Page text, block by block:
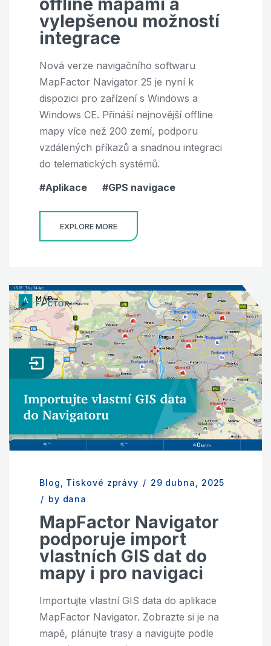
offline mapami a
vylepšenou možností
integrace
Nová verze navigačního softwaru
MapFactor Navigator 25 je nyní k
dispozici pro zařízení s Windows a
Windows CE. Přináší nejnovější offline
mapy více než 200 zemí, podporu
vzdálených příkazů a snadnou integraci
do telematických systémů.
Aplikace
GPS navigace
EXPLORE MORE
Blog Tiskové zprávy / 29 dubna, 2025
/ by dana
MapFactor Navigator
podporuje import
vlastních GIS dat do
mapy i pro navigaci
Importujte vlastní GIS data do aplikace
MapFactor Navigator. Zobrazte si je na
mapě, plánujte trasy a navigujte podle